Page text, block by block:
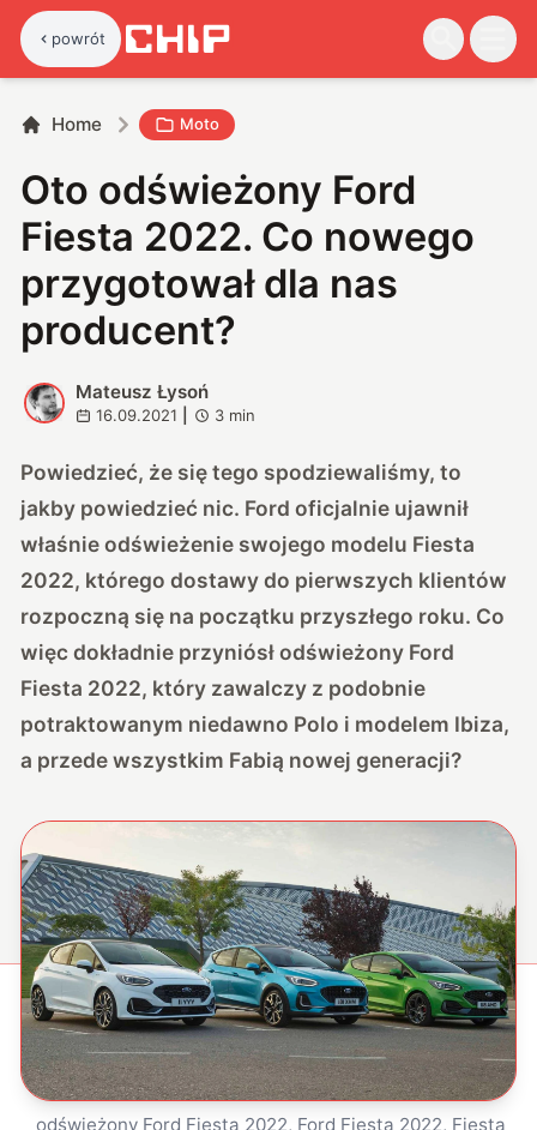
powrót
Home Moto
Oto odświeżony Ford
Fiesta 2022. Co nowego
przygotował dla nas
producent?
M
Mateusz Łysoń
16.09.2021 3 min
Powiedzieć, że się tego spodziewaliśmy, to
jakby powiedzieć nic. Ford oficjalnie ujawnił
właśnie odświeżenie swojego modelu Fiesta
2022, którego dostawy do pierwszych klientów
rozpoczną się na początku przyszłego roku. Co
więc dokładnie przyniósł odświeżony Ford
Fiesta 2022, który zawalczy z podobnie
potraktowanym niedawno Polo i modelem Ibiza,
a przede wszystkim Fabią nowej generacji?
odświeżony Ford Fiesta 2022, Ford Fiesta 2022, Fiesta